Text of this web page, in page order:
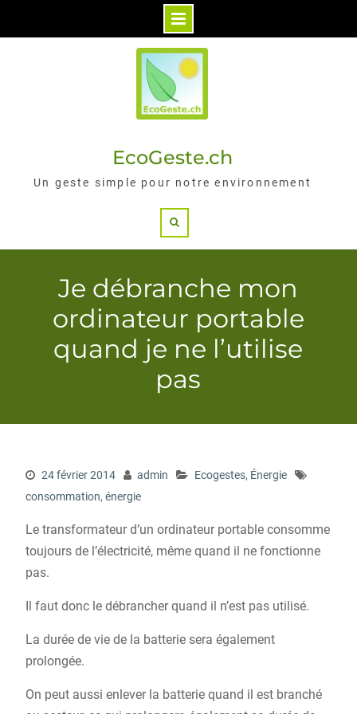
EcoGeste.ch
Un geste simple pour notre environnement
Je débranche mon
ordinateur portable
quand je ne l’utilise
pas
24 février 2014 admin Ecogestes, Énergie
consommation, énergie
Le transformateur d’un ordinateur portable consomme
toujours de l’électricité, même quand il ne fonctionne
pas.
Il faut donc le débrancher quand il n’est pas utilisé.
La durée de vie de la batterie sera également
prolongée.
On peut aussi enlever la batterie quand il est branché